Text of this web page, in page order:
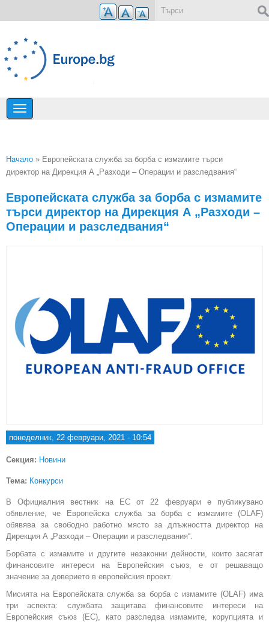
Премини към основното съдържание
Вие сте тук
Начало » Европейската служба за борба с измамите търси
директор на Дирекция А „Разходи – Операции и разследвания“
Европейската служба за борба с измамите
търси директор на Дирекция А „Разходи –
Операции и разследвания“
понеделник, 22 февруари, 2021 - 10:54
Секция: Новини
Тема: Конкурси
В Официалния вестник на ЕС от 22 февруари е публикувано
обявление, че Европейска служба за борба с измамите (OLAF)
обявява за свободно работно място за длъжността директор на
Дирекция А „Разходи – Операции и разследвания“.
Борбата с измамите и другите незаконни дейности, които засягат
финансовите интереси на Европейския съюз, е от решаващо
значение за доверието в европейския проект.
Мисията на Европейската служба за борба с измамите (OLAF) има
три аспекта: службата защитава финансовите интереси на
Европейския съюз (ЕС), като разследва измамите, корупцията и